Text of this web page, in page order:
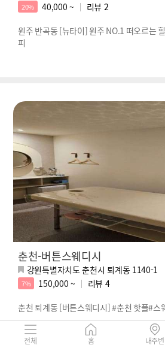
20% 40,000 ~ 리뷰 2
원주 반곡동 [뉴타이] 원주 NO.1 떠오르는
피
춘천-버튼스웨디시
강원특별자치도 춘천시 퇴계동 1140-1
7% 150,000 ~ 리뷰 4
춘천 퇴계동 [버튼스웨디시] #춘천 핫플#
전체 홈 내주변